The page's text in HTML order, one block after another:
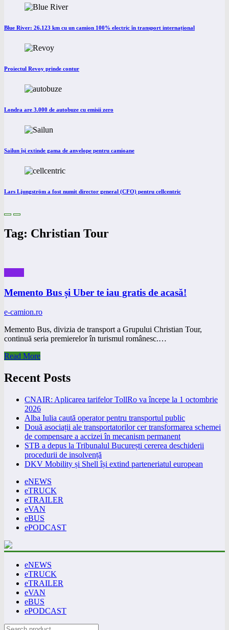
Blue River: 26.123 km cu un camion 100% electric în transport internațional
Proiectul Revoy prinde contur
Londra are 3.000 de autobuze cu emisii zero
Sailun își extinde gama de anvelope pentru camioane
Lars Ljungström a fost numit director general (CFO) pentru cellcentric
Tag: Christian Tour
Memento Bus și Uber te iau gratis de acasă!
e-camion.ro
Memento Bus, divizia de transport a Grupului Christian Tour,
continuă seria premierelor în turismul românesc.…
Read More
Recent Posts
CNAIR: Aplicarea tarifelor TollRo va începe la 1 octombrie
2026
Alba Iulia caută operator pentru transportul public
Două asociații ale transportatorilor cer transformarea schemei
de compensare a accizei în mecanism permanent
STB a depus la Tribunalul București cererea deschiderii
procedurii de insolvență
DKV Mobility și Shell își extind parteneriatul european
eNEWS
eTRUCK
eTRAILER
eVAN
eBUS
ePODCAST
eNEWS
eTRUCK
eTRAILER
eVAN
eBUS
ePODCAST